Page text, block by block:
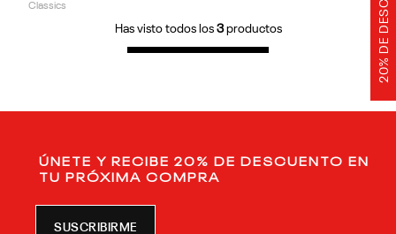
Classics
Has visto todos los 3productos
ÚNETE Y RECIBE 20% DE DESCUENTO EN
TU PRÓXIMA COMPRA
SUSCRIBIRME